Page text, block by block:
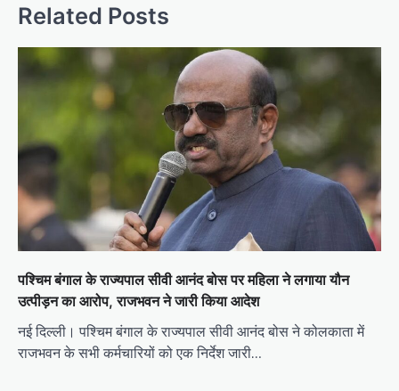
Related Posts
पश्चिम बंगाल के राज्यपाल सीवी आनंद बोस पर महिला ने लगाया यौन
उत्पीड़न का आरोप, राजभवन ने जारी किया आदेश
नई दिल्ली। पश्चिम बंगाल के राज्यपाल सीवी आनंद बोस ने कोलकाता में
राजभवन के सभी कर्मचारियों को एक निर्देश जारी…